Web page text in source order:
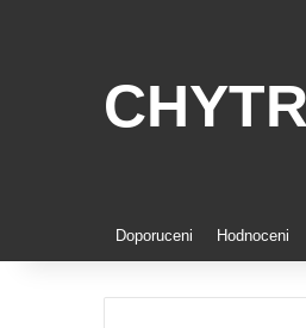
Doporuceni Hodnoceni